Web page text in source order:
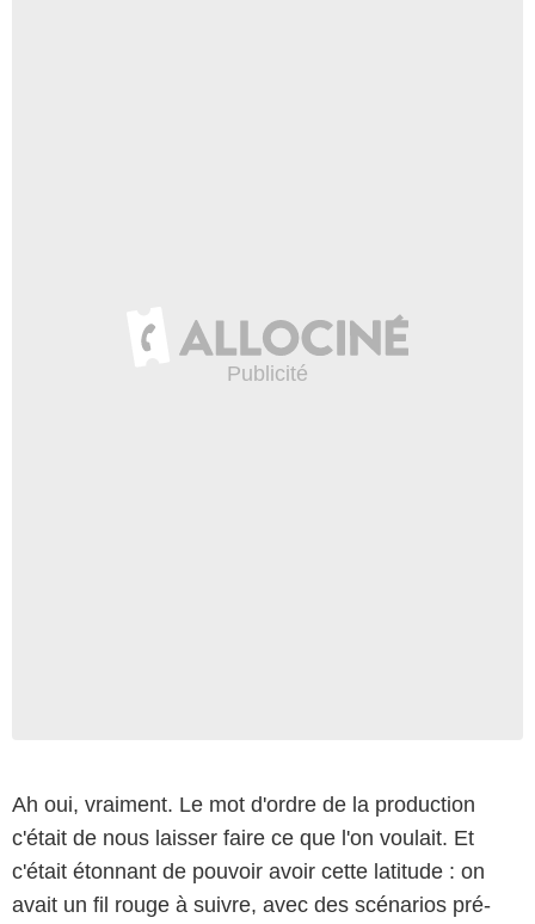
Ah oui, vraiment. Le mot d'ordre de la production
c'était de nous laisser faire ce que l'on voulait. Et
c'était étonnant de pouvoir avoir cette latitude : on
avait un fil rouge à suivre, avec des scénarios pré-